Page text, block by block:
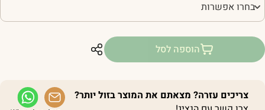
הוספה לסל
צריכים עזרה? מצאתם את המוצר בזול יותר?